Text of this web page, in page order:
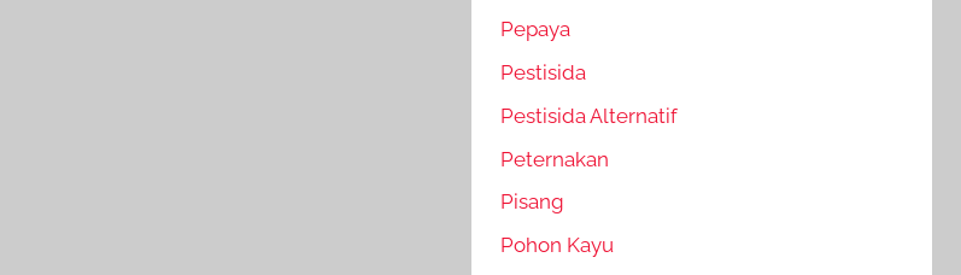
Pepaya
Pestisida
Pestisida Alternatif
Peternakan
Pisang
Pohon Kayu